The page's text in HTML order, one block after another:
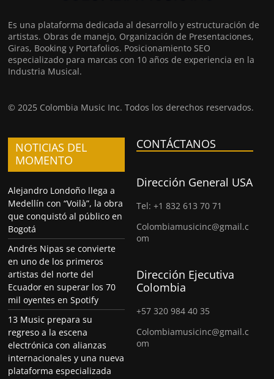
Es una plataforma dedicada al desarrollo y estructuración de
artistas. Obras de manejo, Organización de Presentaciones,
Giras, Booking y Portafolios. Posicionamiento SEO
especializado para marcas con 10 años de experiencia en la
Industria Musical.
© 2025 Colombia Music Inc. Todos los derechos reservados.
NOTICIAS DEL
MOMENTO
Alejandro Londoño llega a
Medellín con “Voilà”, la obra
que conquistó al público en
Bogotá
Andrés Nipas se convierte
en uno de los primeros
artistas del norte del
Ecuador en superar los 70
mil oyentes en Spotify
13 Music prepara su
regreso a la escena
electrónica con alianzas
internacionales y una nueva
plataforma especializada
CONTÁCTANOS
Dirección General USA
Tel: +1 832 613 70 71
Colombiamusicinc@gmail.c
om
Dirección Ejecutiva
Colombia
+57 320 984 40 35
Colombiamusicinc@gmail.c
om